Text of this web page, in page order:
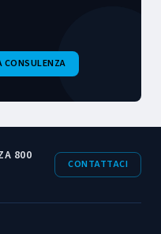
CONSULENZA
800
CONTATTACI